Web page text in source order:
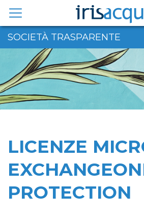
contenuto
SOCIETÀ TRASPARENTE
LICENZE
PROTECTION